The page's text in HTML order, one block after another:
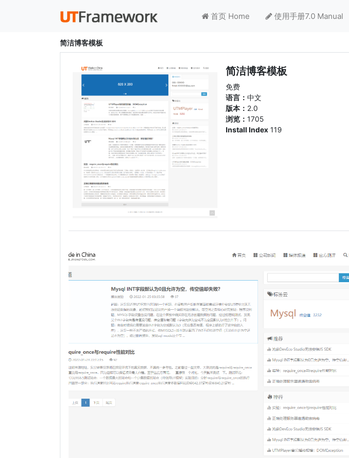
首页 Home 使用手册7.0 Manual
简洁博客模板
简洁博客模板
免费
语言： 中文
版本： 2.0
浏览： 1705
Install Index 119